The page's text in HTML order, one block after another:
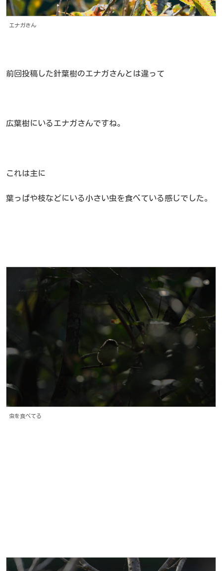
エナガさん
前回投稿した針葉樹のエナガさんとは違って
広葉樹にいるエナガさんですね。
これは主に
葉っぱや枝などにいる小さい虫を食べている感じでした。
虫を食べてる